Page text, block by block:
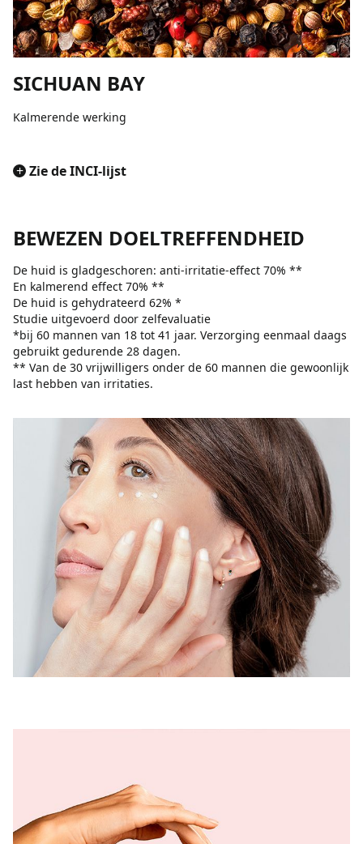
SICHUAN BAY
Kalmerende werking
+ Zie de INCI-lijst
BEWEZEN DOELTREFFENDHEID
De huid is gladgeschoren: anti-irritatie-effect 70% **
En kalmerend effect 70% **
De huid is gehydrateerd 62% *
Studie uitgevoerd door zelfevaluatie
*bij 60 mannen van 18 tot 41 jaar. Verzorging eenmaal daags
gebruikt gedurende 28 dagen.
** Van de 30 vrijwilligers onder de 60 mannen die gewoonlijk
last hebben van irritaties.